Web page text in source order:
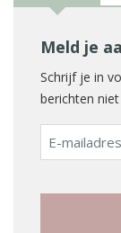
Meld je
Schrijf je in
berichten
E-
mailadres